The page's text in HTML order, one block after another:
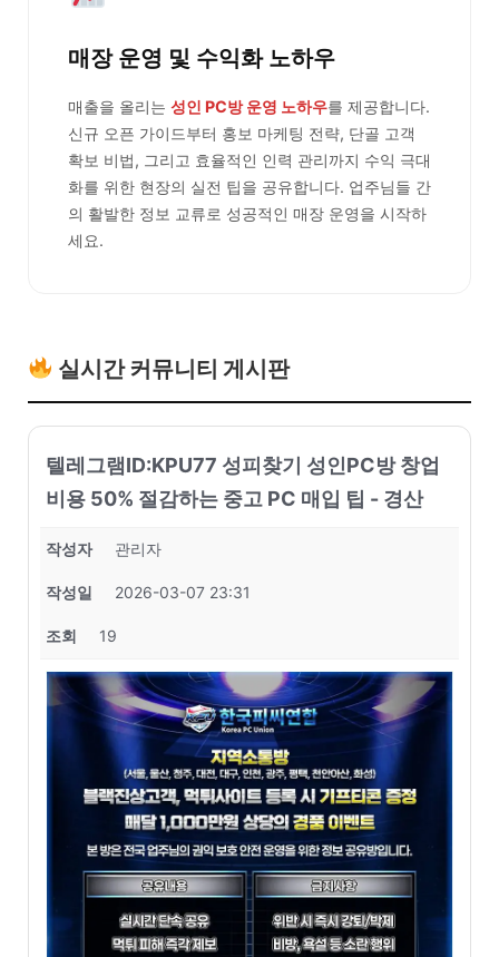
매장 운영 및 수익화 노하우
매출을 올리는 성인 PC방 운영 노하우를 제공합니다.
신규 오픈 가이드부터 홍보 마케팅 전략, 단골 고객
확보 비법, 그리고 효율적인 인력 관리까지 수익 극대
화를 위한 현장의 실전 팁을 공유합니다. 업주님들 간
의 활발한 정보 교류로 성공적인 매장 운영을 시작하
세요.
실시간 커뮤니티 게시판
텔레그램ID:KPU77 성피찾기 성인PC방 창업
비용 50% 절감하는 중고 PC 매입 팁 - 경산
작성자 관리자
작성일 2026-03-07 23:31
조회 19